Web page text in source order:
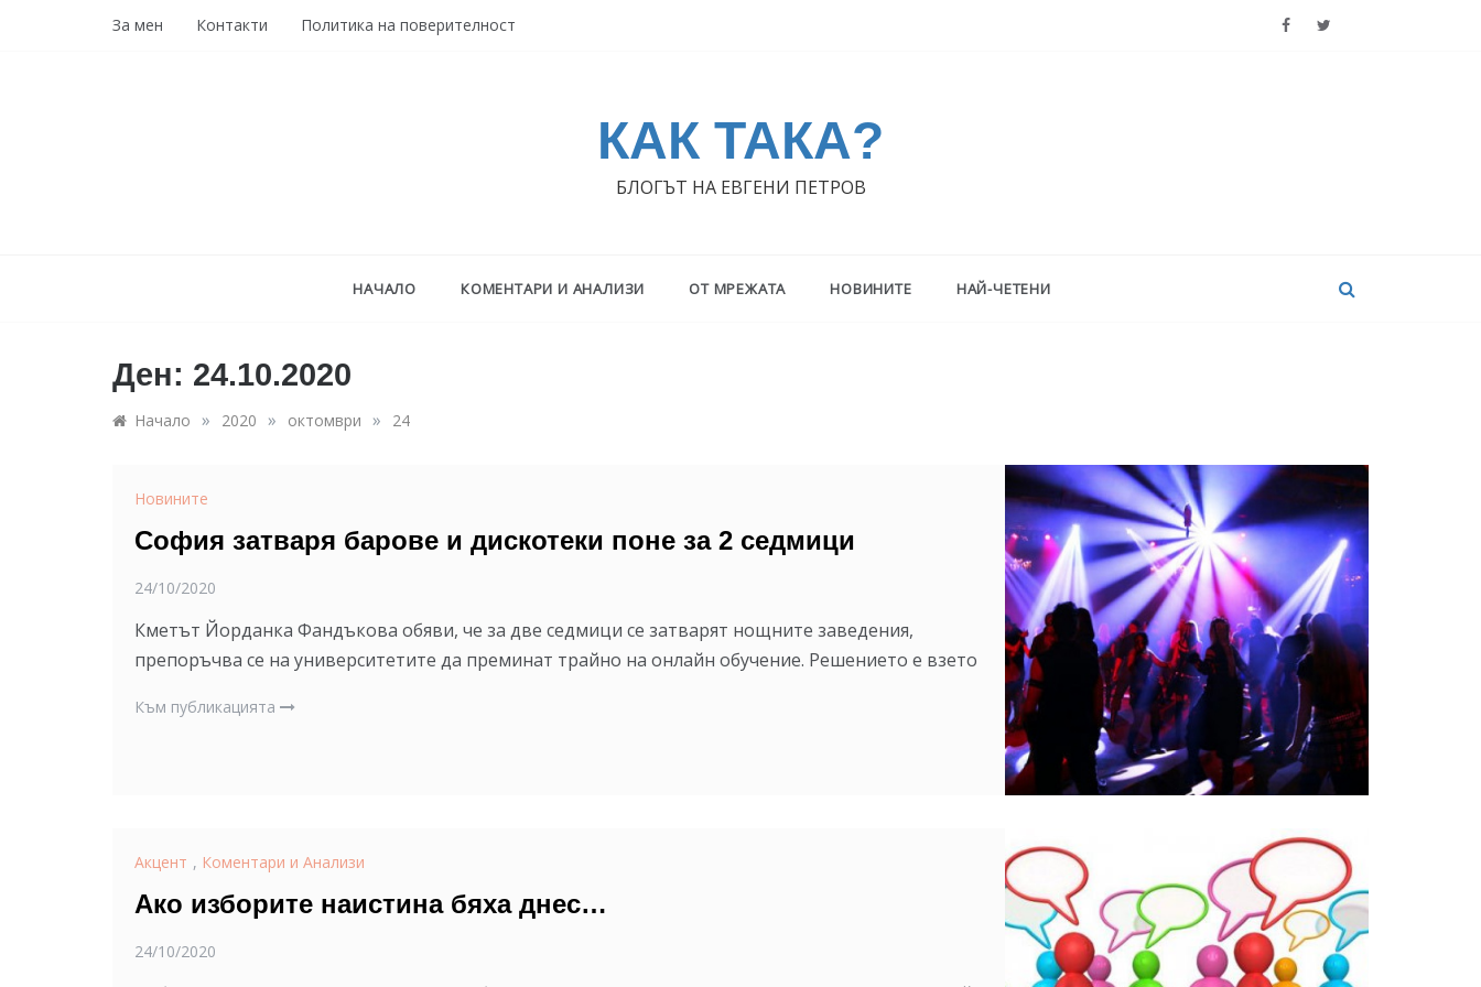
За мен Контакти Политика на поверителност
КАК ТАКА?
БЛОГЪТ НА ЕВГЕНИ ПЕТРОВ
НАЧАЛО КОМЕНТАРИ И АНАЛИЗИ ОТ МРЕЖАТА НОВИНИТЕ НАЙ-ЧЕТЕНИ
Ден: 24.10.2020
Начало » 2020 » октомври » 24
Новините
София затваря барове и дискотеки поне за 2 седмици
24/10/2020
Кметът Йорданка Фандъкова обяви, че за две седмици се затварят нощните заведения,
препоръчва се на университетите да преминат трайно на онлайн обучение. Решението е взето
Към публикацията
Акцент , Коментари и Анализи
Ако изборите наистина бяха днес…
24/10/2020